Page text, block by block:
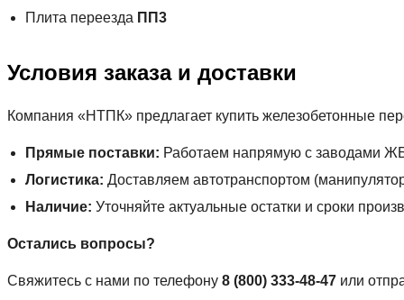
Плита переезда ПП3
Условия заказа и доставки
Компания «НТПК» предлагает купить железобетонные
Прямые поставки: Работаем напрямую с заводами
Логистика: Доставляем автотранспортом
Наличие: Уточняйте актуальные остатки и сроки
Остались вопросы?
Свяжитесь с нами по телефону 8 (800) 333-48-47 или